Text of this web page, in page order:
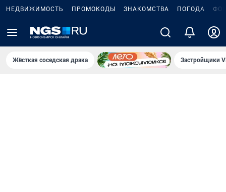
НЕДВИЖИМОСТЬ ПРОМОКОДЫ ЗНАКОМСТВА ПОГОДА
Жёсткая соседская драка Застройщики